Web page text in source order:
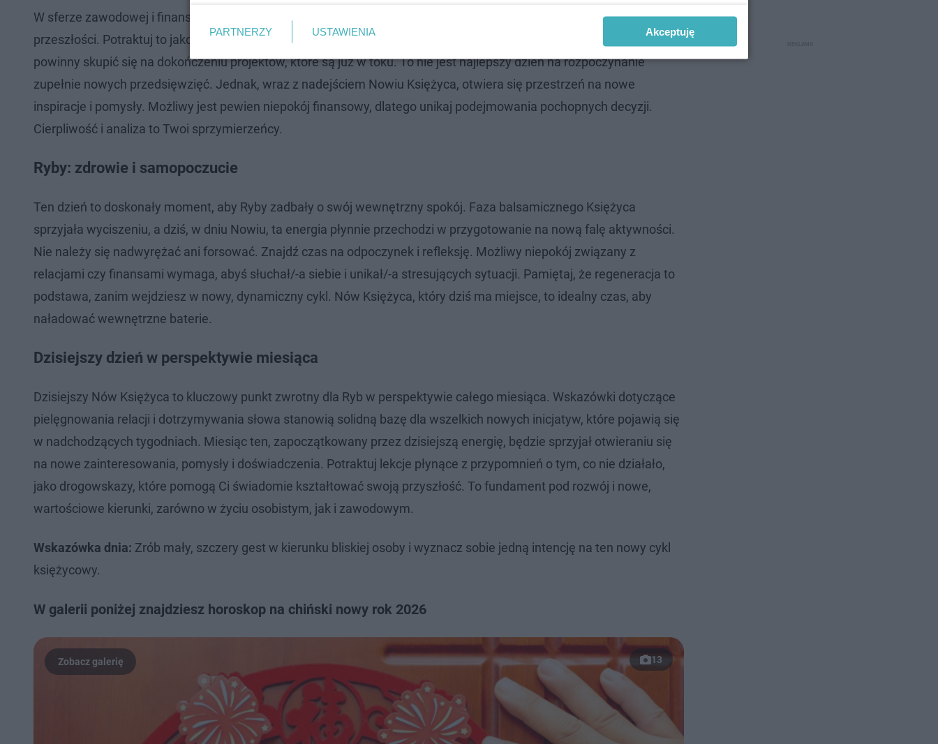
W sferze zawodowej i finansowej, początek dnia może przynieść irytujące przypomnienia o tym, co nie działało w
przeszłości. Potraktuj to jako cenne lekcje, które wskazują drogę do ulepszeń. Zamiast nadmiernie się martwić, Ryby
powinny skupić się na dokończeniu projektów, które są już w toku. To nie jest najlepszy dzień na rozpoczynanie
zupełnie nowych przedsięwzięć. Jednak, wraz z nadejściem Nowiu Księżyca, otwiera się przestrzeń na nowe
inspiracje i pomysły. Możliwy jest pewien niepokój finansowy, dlatego unikaj podejmowania pochopnych decyzji.
Cierpliwość i analiza to Twoi sprzymierzeńcy.
Ryby: zdrowie i samopoczucie
Ten dzień to doskonały moment, aby Ryby zadbały o swój wewnętrzny spokój. Faza balsamicznego Księżyca
sprzyjała wyciszeniu, a dziś, w dniu Nowiu, ta energia płynnie przechodzi w przygotowanie na nową falę aktywności.
Nie należy się nadwyrężać ani forsować. Znajdź czas na odpoczynek i refleksję. Możliwy niepokój związany z
relacjami czy finansami wymaga, abyś słuchał/-a siebie i unikał/-a stresujących sytuacji. Pamiętaj, że regeneracja to
podstawa, zanim wejdziesz w nowy, dynamiczny cykl. Nów Księżyca, który dziś ma miejsce, to idealny czas, aby
naładować wewnętrzne baterie.
Dzisiejszy dzień w perspektywie miesiąca
Dzisiejszy Nów Księżyca to kluczowy punkt zwrotny dla Ryb w perspektywie całego miesiąca. Wskazówki dotyczące
pielęgnowania relacji i dotrzymywania słowa stanowią solidną bazę dla wszelkich nowych inicjatyw, które pojawią się
w nadchodzących tygodniach. Miesiąc ten, zapoczątkowany przez dzisiejszą energię, będzie sprzyjał otwieraniu się
na nowe zainteresowania, pomysły i doświadczenia. Potraktuj lekcje płynące z przypomnień o tym, co nie działało,
jako drogowskazy, które pomogą Ci świadomie kształtować swoją przyszłość. To fundament pod rozwój i nowe,
wartościowe kierunki, zarówno w życiu osobistym, jak i zawodowym.
Wskazówka dnia: Zrób mały, szczery gest w kierunku bliskiej osoby i wyznacz sobie jedną intencję na ten nowy cykl
księżycowy.
W galerii poniżej znajdziesz horoskop na chiński nowy rok 2026
13
PARTNERZY USTAWIENIA Akceptuję